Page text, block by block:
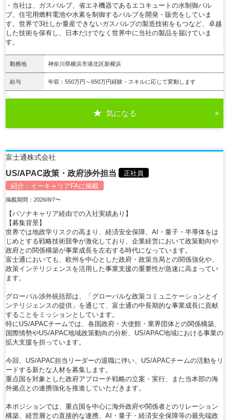
・当社は、ガスバルブ、省エネ機器であるエコキュートの水制御バル
ブ、住宅用燃料電池や水素を制御するバルブを開発・販売をしていま
す。世界で3社しか量産できないガスバルブの製造技術をもつなど、卓越
した技術を保有し、日本だけでなく世界中に当社の製品を届けていま
す。
勤務地 神奈川県横浜市港北区新横浜
給与 年収：550万円～650万円経験・スキルに応じて変動します
気になる
富士通株式会社
US/APAC政策・政府渉外担当
正社員
紹介： イーキャリアFAに掲載
掲載期間：2026/8/7〜
【パソナキャリア経由での入社実績あり】
【募集背景】
世界では地政学リスクの高まり、経済安全保障、AI・量子・半導体をは
じめとする戦略技術競争が激化しており、企業経営において政策動向や
政府との関係構築が事業成長を左右する時代になっています。
富士通においても、欧州を中心とした政府・政策当局との関係強化や、
政策インテリジェンスを活用した事業支援の重要性が急速に高まってい
ます。
グローバル渉外統括部は、「グローバルな政策コミュニケーションとイ
ンテリジェンスの提供」を通じて、富士通の中長期的な事業成長に貢献
することをミッションとしています。
特にUS/APACチームでは、各国政府・大使館・業界団体との関係構築、
国際情勢やUS/APAC地域政策動向の分析、US/APAC地域における事業の
拡大支援を担っています。
今回、US/APAC担当リーダーの退職に伴い、US/APACチームの活動をリ
ードする新たな人材を募集します。
重点国を対象とした政府アプローチ戦略の立案・実行、また当本部の海
外拠点との連携強化を推進していただきます。
本ポジションでは、重点国を中心に海外政府や関係者とのリレーション
構築、経営層との直接的な連携、AI・量子・経済安全保障等の最先端政